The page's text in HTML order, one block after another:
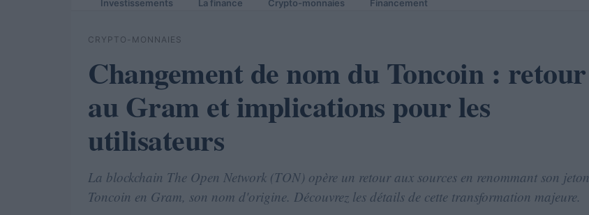
Investissements La finance Crypto-monnaies Financement
CRYPTO-MONNAIES
Changement de nom du Toncoin : retour
au Gram et implications pour les
utilisateurs
La blockchain The Open Network (TON) opère un retour aux sources en renommant son jeton
Toncoin en Gram, son nom d'origine. Découvrez les détails de cette transformation majeure.